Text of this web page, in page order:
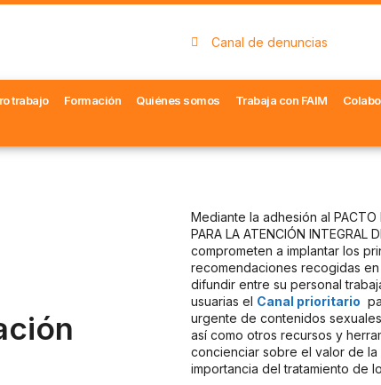
Canal de denuncias
trabajo Formación Quiénes somos Trabaja con FAIM
Mediante la adhesión al PACTO
PARA LA ATENCIÓN INTEGRAL
comprometen a implantar los
recomendaciones recogidas en
difundir entre su personal
usuarias el Canal prioritario
urgente de contenidos
así como otros recursos y
concienciar sobre el valor de la
importancia del tratamiento de